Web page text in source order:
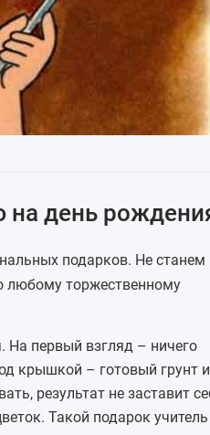
на день
подарков. Не станем
любому торжественному
На первый взгляд – ничего
крышкой – готовый грунт и
результат не заставит
Такой подарок учитель